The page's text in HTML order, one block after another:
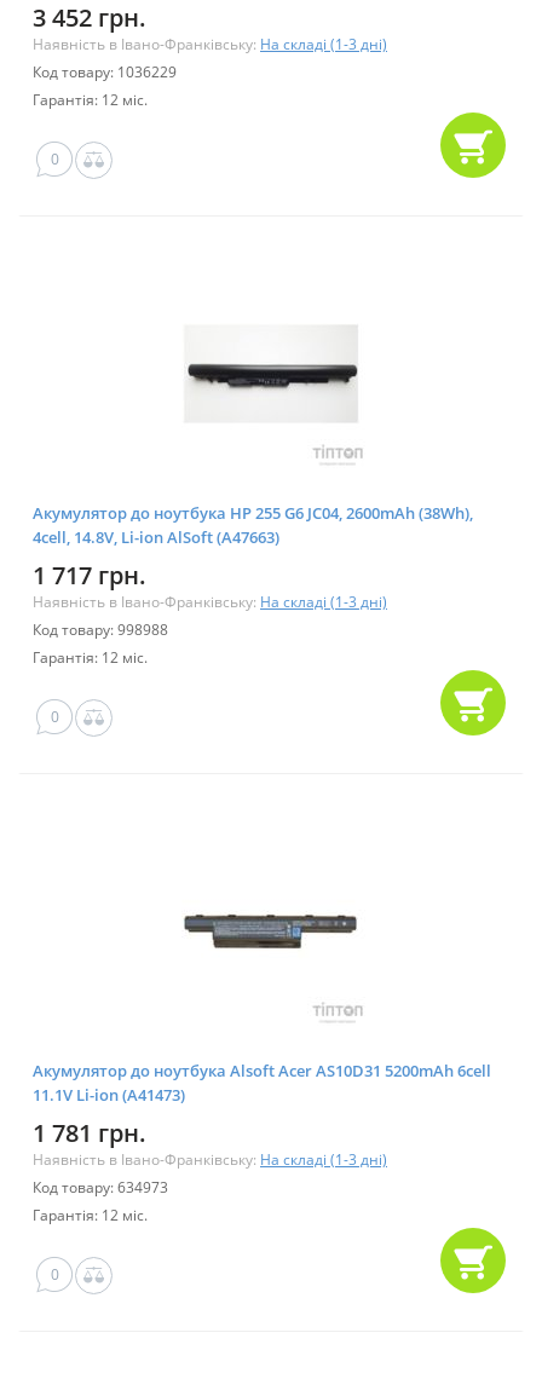
3 452 грн.
Наявність в Івано-Франківську: На складі (1-3 дні)
Код товару: 1036229
Гарантія: 12 міс.
0
Акумулятор до ноутбука HP 255 G6 JC04, 2600mAh (38Wh),
4cell, 14.8V, Li-ion AlSoft (A47663)
1 717 грн.
Наявність в Івано-Франківську: На складі (1-3 дні)
Код товару: 998988
Гарантія: 12 міс.
0
Акумулятор до ноутбука Alsoft Acer AS10D31 5200mAh 6cell
11.1V Li-ion (A41473)
1 781 грн.
Наявність в Івано-Франківську: На складі (1-3 дні)
Код товару: 634973
Гарантія: 12 міс.
0